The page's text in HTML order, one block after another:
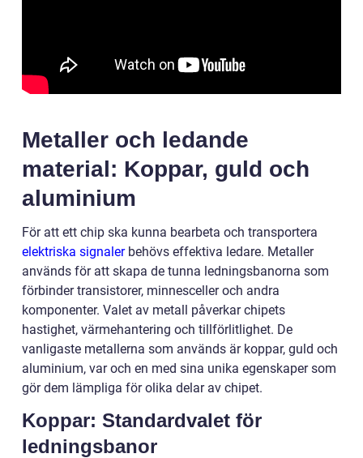
Metaller och ledande
material: Koppar, guld och
aluminium
För att ett chip ska kunna bearbeta och transportera
elektriska signalerbehövs effektiva ledare. Metaller
används för att skapa de tunna ledningsbanorna som
förbinder transistorer, minnesceller och andra
komponenter. Valet av metall påverkar chipets
hastighet, värmehantering och tillförlitlighet. De
vanligaste metallerna som används är koppar, guld och
aluminium, var och en med sina unika egenskaper som
gör dem lämpliga för olika delar av chipet.
Koppar: Standardvalet för
ledningsbanor